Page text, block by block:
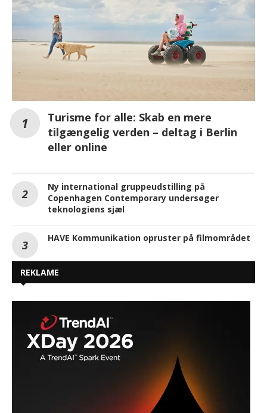
Turisme for alle: Skab en mere
tilgængelig verden – deltag i Berlin
eller online
Ny international gruppeudstilling på
Copenhagen Contemporary undersøger
teknologiens sjæl
HAVE Kommunikation opruster på filmområdet
REKLAME